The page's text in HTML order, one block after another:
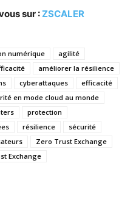
sur :ZSCALER
numérique
agilité
améliorer la résilience
cyberattaques
efficacité
en mode cloud au monde
protection
résilience
sécurité
Zero Trust Exchange
Exchange